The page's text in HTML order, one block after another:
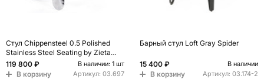
Стул Chippensteel 0.5 Polished
Stainless Steel Seating by Zieta
Chrome
119 800 ₽ В наличии: 1 шт
В корзину Артикул: 03.697
Барный стул Loft Gray Spider
15 400 ₽ В наличии
В корзину Артикул: 03.174-2